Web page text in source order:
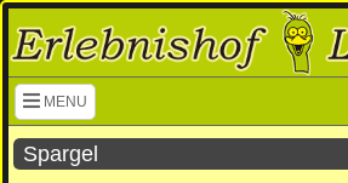
MENU
Navigation überspringen
Spargel